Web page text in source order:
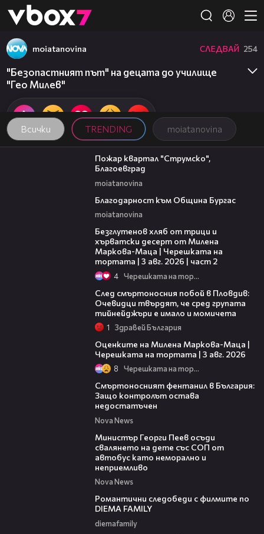
👾
Всички TRENDING moiatanovina
moiatanovina СЛЕДВАЙ 254
"Безопастният път" на децата до училище
"Гео Милев"
05:01
Пожар квартал "Струмско",
Благоевград
moiatanovina
Благодарност към Община Бургас
moiatanovina
Безглутенов хляб от трици и
хърватски десерт от Милена
Маркова-Маца | Черешката на
тортата | 3 авг. 2026 | част 2
4 Черешката на тортата
След смъртоносния побой в Пловдив:
Очевидци твърдят, че сред групата
тийнейджъри е имало и момичета
1 Здравей България
Оценките на Милена Маркова-Маца |
Черешката на тортата | 3 авг. 2026
8 Черешката на тортата
Смъртоносният фентанил в България:
Защо контролът остава
недостатъчен
Nova News
Министър Георги Пеев осъди
свалянето на дете със СОП от
автобус като неморално и
неприемливо
Nova News
Романтични следобеди с филмите по
DIEMA FAMILY
diemafamily